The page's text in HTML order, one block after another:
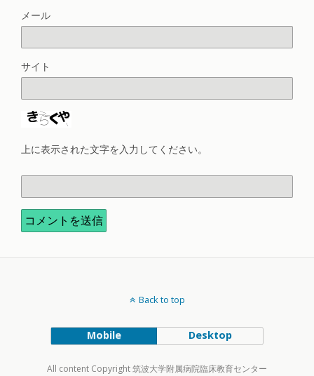
メール
サイト
上に表示された文字を入力してください。
Back to top
Mobile Desktop
All content Copyright 筑波大学附属病院臨床教育センター